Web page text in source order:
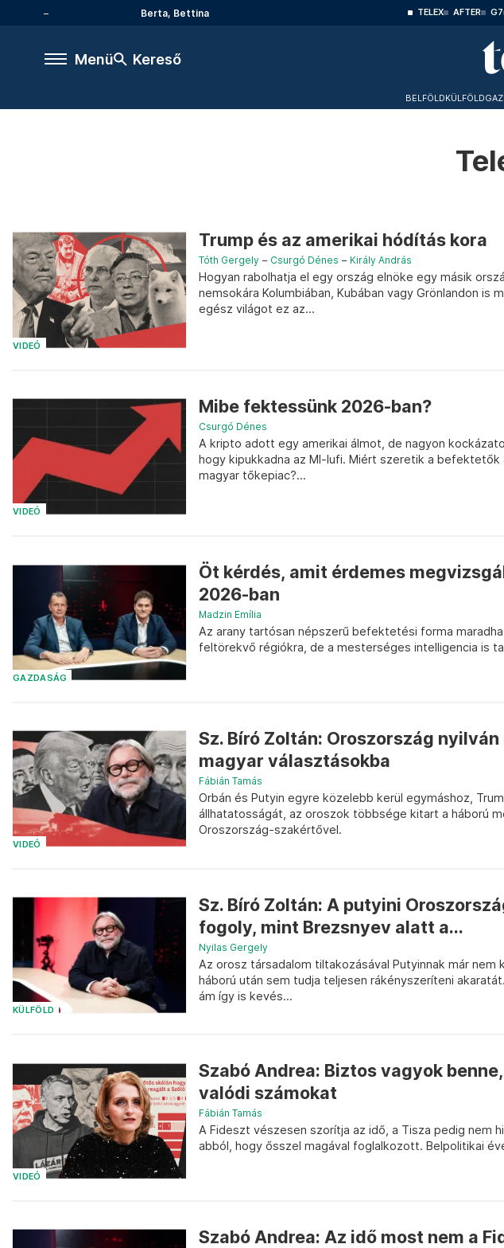
Berta, Bettina TELEX AFTER G7
Menü Kereső
BELFÖLDKÜLFÖLD
VIDEÓ
Trump és az amerikai hódítás kora
Tóth Gergely – Csurgó Dénes – Király András
Hogyan rabolhatja el egy ország elnöke egy másik
nemsokára Kolumbiában, Kubában vagy Grönlandon is
egész világot ez az...
VIDEÓ
Mibe fektessünk 2026-ban?
Csurgó Dénes
A kripto adott egy amerikai álmot, de nagyon
hogy kipukkadna az MI-lufi. Miért szeretik a
magyar tőkepiac?...
GAZDASÁG
Öt kérdés, amit érdemes
2026-ban
Madzin Emília
Az arany tartósan népszerű befektetési forma
feltörekvő régiókra, de a mesterséges intelligencia is
VIDEÓ
Sz. Bíró Zoltán: Oroszország
magyar választásokba
Fábián Tamás
Orbán és Putyin egyre közelebb kerül egymáshoz,
állhatatosságát, az oroszok többsége kitart a háború
Oroszország-szakértővel.
KÜLFÖLD
Sz. Bíró Zoltán: A putyini
fogoly, mint Brezsnyev alatt a...
Nyilas Gergely
Az orosz társadalom tiltakozásával Putyinnak már nem
háború után sem tudja teljesen rákényszeríteni
ám így is kevés...
VIDEÓ
Szabó Andrea: Biztos vagyok
valódi számokat
Fábián Tamás
A Fideszt vészesen szorítja az idő, a Tisza pedig nem
abból, hogy ősszel magával foglalkozott. Belpolitikai
Szabó Andrea: Az idő most nem a